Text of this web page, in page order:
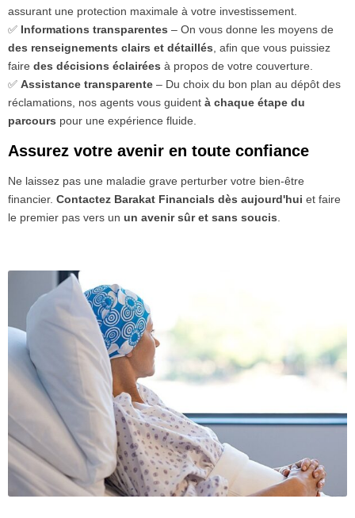
assurant une protection maximale à votre investissement.
✅ Informations transparentes – On vous donne les moyens de
des renseignements clairs et détaillés , afin que vous puissiez
faire des décisions éclairées à propos de votre couverture.
✅ Assistance transparente – Du choix du bon plan au dépôt des
réclamations, nos agents vous guident à chaque étape du
parcours pour une expérience fluide.
Assurez votre avenir en toute confiance
Ne laissez pas une maladie grave perturber votre bien-être
financier. Contactez Barakat Financials dès aujourd'hui et faire
le premier pas vers un un avenir sûr et sans soucis